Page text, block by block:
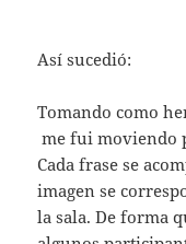
Así sucedió:
Tomando como
me fui moviendo
Cada frase se
imagen se
la sala. De forma